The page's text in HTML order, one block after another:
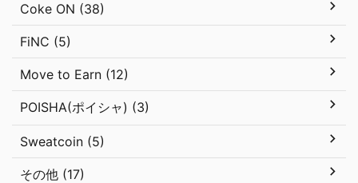
Coke ON (38)
FiNC (5)
Move to Earn (12)
POISHA(ポイシャ) (3)
Sweatcoin (5)
その他 (17)